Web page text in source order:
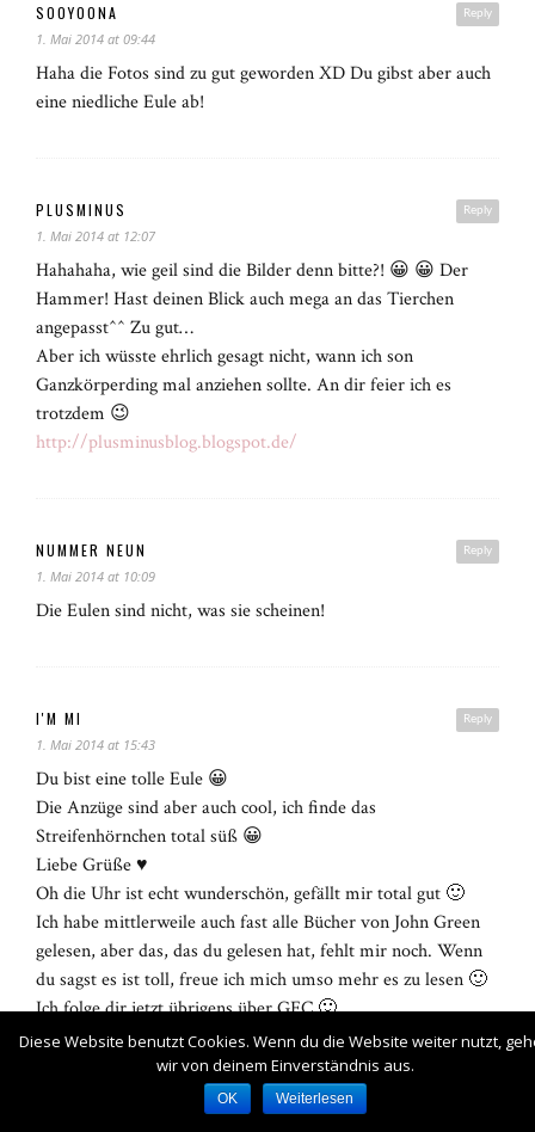
Reply
SOOYOONA
1. Mai 2014 at 09:44
Haha die Fotos sind zu gut geworden XD Du gibst aber auch
eine niedliche Eule ab!
Reply
PLUSMINUS
1. Mai 2014 at 12:07
Hahahaha, wie geil sind die Bilder denn bitte?! 😀 😀 Der
Hammer! Hast deinen Blick auch mega an das Tierchen
angepasst^^ Zu gut…
Aber ich wüsste ehrlich gesagt nicht, wann ich son
Ganzkörperding mal anziehen sollte. An dir feier ich es
trotzdem 😉
http://plusminusblog.blogspot.de/
Reply
NUMMER NEUN
1. Mai 2014 at 10:09
Die Eulen sind nicht, was sie scheinen!
Reply
I'M MI
1. Mai 2014 at 15:43
Du bist eine tolle Eule 😀
Die Anzüge sind aber auch cool, ich finde das
Streifenhörnchen total süß 😀
Liebe Grüße ♥
Oh die Uhr ist echt wunderschön, gefällt mir total gut 🙂
Ich habe mittlerweile auch fast alle Bücher von John Green
gelesen, aber das, das du gelesen hat, fehlt mir noch. Wenn
du sagst es ist toll, freue ich mich umso mehr es zu lesen 🙂
Ich folge dir jetzt übrigens über GFC 🙂
Liebe Grüße ♥
http://www.read-mi.blogspot.de/
Diese Website benutzt Cookies. Wenn du die Website weiter nutzt,
wir von deinem Einverständnis aus.
OK Weiterlesen